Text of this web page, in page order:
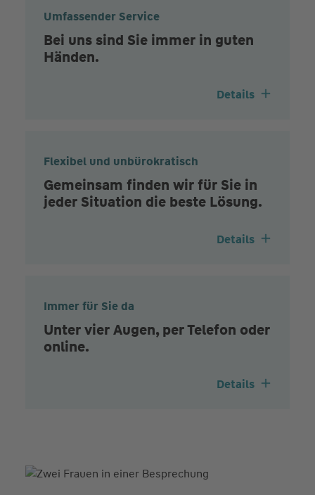
Umfassender Service
Bei uns sind Sie immer in guten
Händen.
Details
Flexibel und unbürokratisch
Gemeinsam finden wir für Sie in
jeder Situation die beste Lösung.
Details
Immer für Sie da
Unter vier Augen, per Telefon oder
online.
Details